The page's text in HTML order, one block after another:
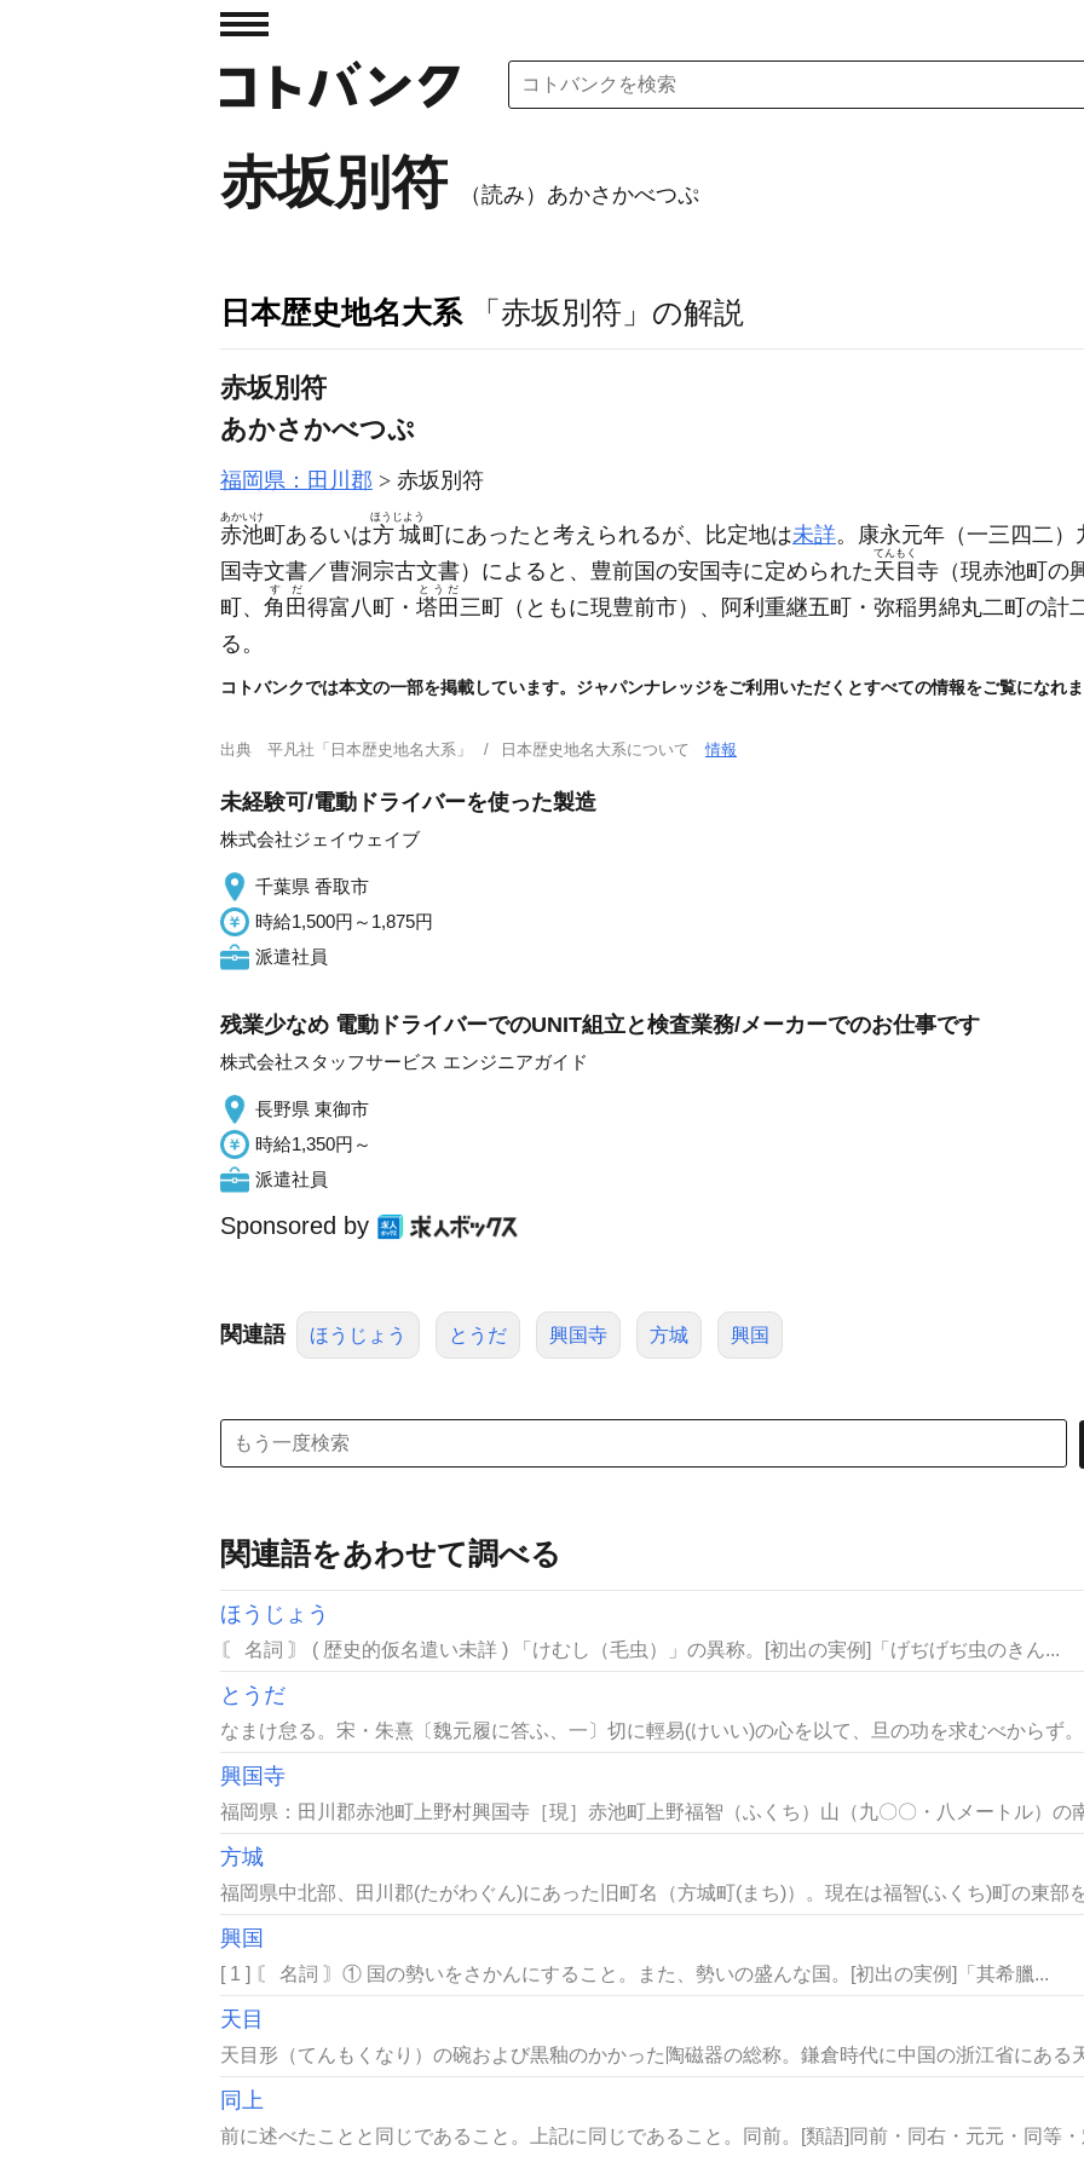
赤坂別符 （読み）あかさかべつぷ
日本歴史地名大系 「赤坂別符」の解説
赤坂別符
あかさかべつぷ
福岡県：田川郡 赤坂別符
赤池
あかいけ
町あるいは方城
ほうじよう
町にあったと考えられるが、比定地は未詳。康永元年 （一三四二）
国寺文書／曹洞宗古文書） によると、豊前国の安国寺に定められた天目
てんもく
寺 （現赤池町の
町、 角田
すだ
得富八町・ 塔田
とうだ
三町 （ともに現豊前市） 、阿利重継五町・弥稲男綿丸二町の計
る。
コトバンクでは本文の一部を掲載しています。ジャパンナレッジをご利用いただくとすべての情報をご覧になれ
出典 平凡社「日本歴史地名大系」 日本歴史地名大系について情報
未経験可/電動ドライバーを使った製造
株式会社ジェイウェイブ
千葉県 香取市
時給1,500円～1,875円
派遣社員
残業少なめ 電動ドライバーでのUNIT組立と検査業務/メーカーでのお仕事です
株式会社スタッフサービス エンジニアガイド
長野県 東御市
時給1,350円～
派遣社員
Sponsored by
関連語 ほうじょう とうだ 興国寺 方城 興国
関連語をあわせて調べる
ほうじょう
〘 名詞 〙 ( 歴史的仮名遣い未詳 ) 「けむし（毛虫）」の異称。[初出の実例]「げぢげぢ虫のきん...
とうだ
なまけ怠る。宋・朱熹〔魏元履に答ふ、一〕切に輕易(けいい)の心を以て、旦の功を求むべからず
興国寺
福岡県：田川郡赤池町上野村興国寺［現］赤池町上野福智（ふくち）山（九〇〇・八メートル）の
方城
福岡県中北部、田川郡(たがわぐん)にあった旧町名（方城町(まち)）。現在は福智(ふくち)町の東部
興国
[ 1 ] 〘 名詞 〙① 国の勢いをさかんにすること。また、勢いの盛んな国。[初出の実例]「其希臘...
天目
天目形（てんもくなり）の碗および黒釉のかかった陶磁器の総称。鎌倉時代に中国の浙江省にある
同上
前に述べたことと同じであること。上記に同じであること。同前。[類語]同前・同右・元元・同等